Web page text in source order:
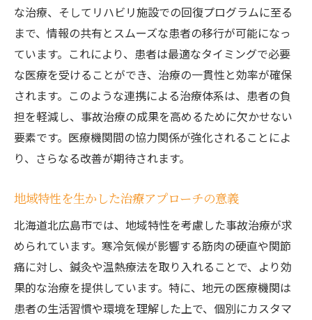
な治療、そしてリハビリ施設での回復プログラムに至る
まで、情報の共有とスムーズな患者の移行が可能になっ
ています。これにより、患者は最適なタイミングで必要
な医療を受けることができ、治療の一貫性と効率が確保
されます。このような連携による治療体系は、患者の負
担を軽減し、事故治療の成果を高めるために欠かせない
要素です。医療機関間の協力関係が強化されることによ
り、さらなる改善が期待されます。
地域特性を生かした治療アプローチの意義
北海道北広島市では、地域特性を考慮した事故治療が求
められています。寒冷気候が影響する筋肉の硬直や関節
痛に対し、鍼灸や温熱療法を取り入れることで、より効
果的な治療を提供しています。特に、地元の医療機関は
患者の生活習慣や環境を理解した上で、個別にカスタマ